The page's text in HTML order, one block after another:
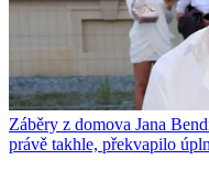
Záběry z domova Jana
právě takhle, překvapilo